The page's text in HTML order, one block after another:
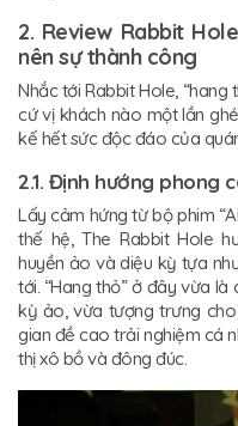
2. Review Rabbit
nên sự thành công
Nhắc tới Rabbit Hole,
cứ vị khách nào một lần
kế hết sức độc đáo của
2.1. Định hướng phong
Lấy cảm hứng từ bộ phim
thế hệ, The Rabbit Hole
huyền ảo và diệu kỳ tựa
tới. “Hang thỏ” ở đây vừa
kỳ ảo, vừa tượng trưng
gian đề cao trải nghiệm cá
thị xô bồ và đông đúc.